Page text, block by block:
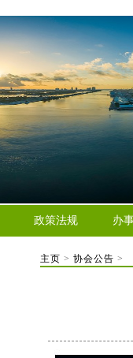
政策法规 办
主页 > 协会公告 >